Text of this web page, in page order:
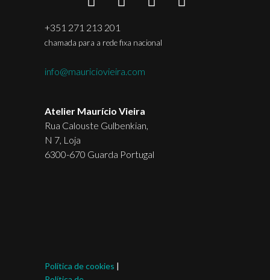
+351 271 213 201
chamada para a rede fixa nacional
info@mauriciovieira.com
Atelier Maurício Vieira
Rua Calouste Gulbenkian,
N 7, Loja
6300-670 Guarda Portugal
Política de cookies |